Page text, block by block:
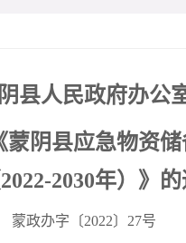
县人民政府办公
蒙阴县应急物资
2030年）》的
蒙政办字〔2022〕27号